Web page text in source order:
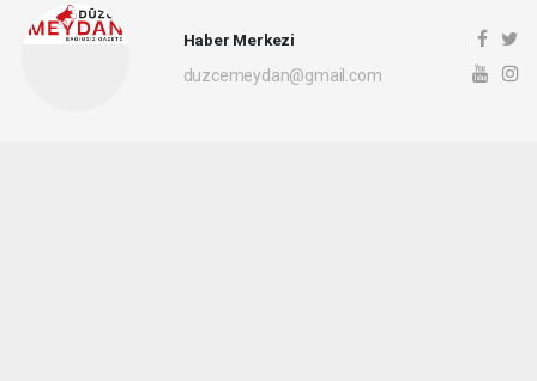
Haber Merkezi
duzcemeydan@gmail.com